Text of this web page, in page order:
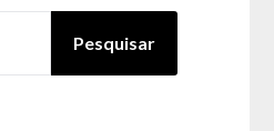
Pesquisar